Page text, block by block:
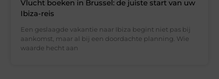
Vlucht boeken in Brussel: de juiste start van uw
Ibiza-reis
Een geslaagde vakantie naar Ibiza begint niet pas bij
aankomst, maar al bij een doordachte planning. Wie
waarde hecht aan